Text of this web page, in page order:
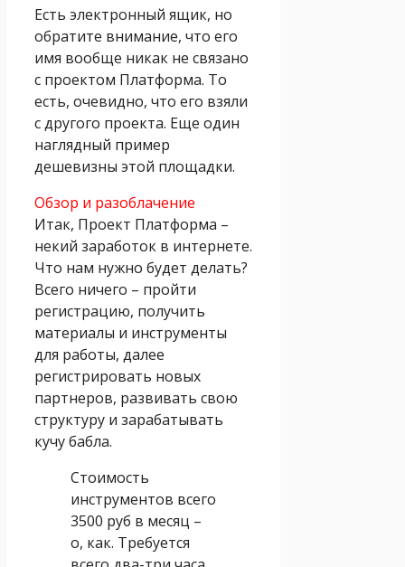
Есть электронный ящик, но
обратите внимание, что его
имя вообще никак не связано
с проектом Платформа. То
есть, очевидно, что его взяли
с другого проекта. Еще один
наглядный пример
дешевизны этой площадки.
Обзор и разоблачение
Итак, Проект Платформа –
некий заработок в интернете.
Что нам нужно будет делать?
Всего ничего – пройти
регистрацию, получить
материалы и инструменты
для работы, далее
регистрировать новых
партнеров, развивать свою
структуру и зарабатывать
кучу бабла.
Стоимость
инструментов всего
3500 руб в месяц –
о, как. Требуется